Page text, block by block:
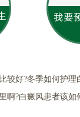
较好?冬季如何护理
啊?白癜风患者该如